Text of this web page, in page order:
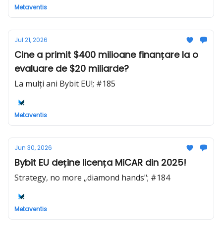
Metaventis
Jul 21, 2026
Cine a primit $400 milioane finanțare la o
evaluare de $20 miliarde?
La mulți ani Bybit EU!; #185
Metaventis
Jun 30, 2026
Bybit EU deține licența MiCAR din 2025!
Strategy, no more „diamond hands"; #184
Metaventis